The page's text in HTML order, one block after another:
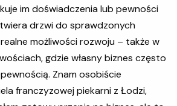
im doświadczenia lub pewności
drzwi do sprawdzonych
możliwości rozwoju – także w
gdzie własny biznes często
Znam osobiście
franczyzowej piekarni z Łodzi,